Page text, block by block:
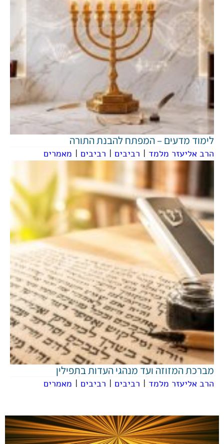
לימוד מדעים – המפתח להבנת התורה
הרב אליעזר מלמד | רביבים | רביבים | מאמרים
מברכת המזוזה ועד מנהגי העדות בתפילין
הרב אליעזר מלמד | רביבים | רביבים | מאמרים